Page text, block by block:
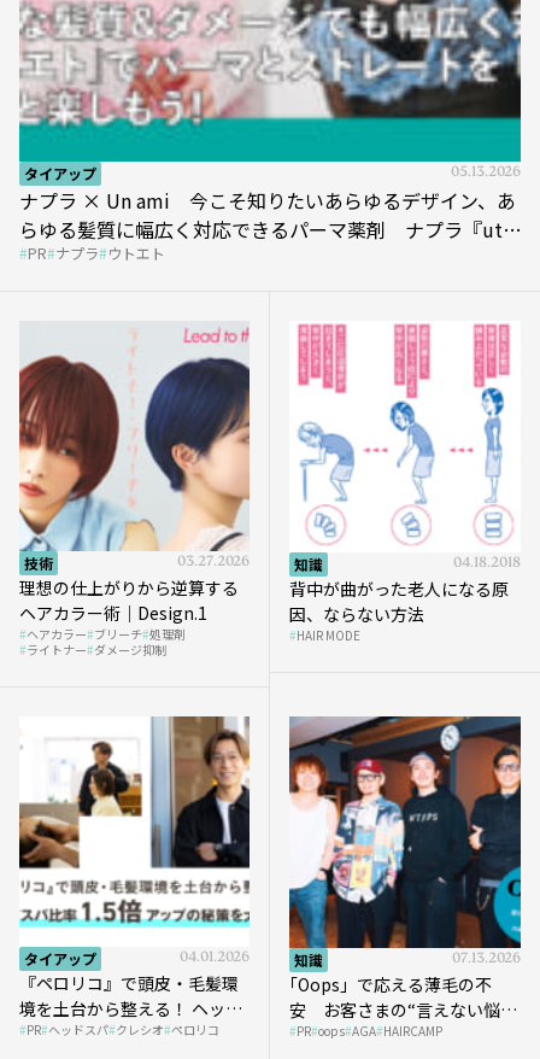
タイアップ 05.13.2026
ナプラ × Un ami 今こそ知りたいあらゆるデザイン、あ
らゆる髪質に幅広く対応できるパーマ薬剤 ナプラ『ut-
et』
PR ナプラ ウトエト
技術 03.27.2026
理想の仕上がりから逆算する
ヘアカラー術｜Design.1
ヘアカラー ブリーチ 処理剤
ライトナー ダメージ抑制
知識 04.18.2018
背中が曲がった老人になる原
因、ならない方法
HAIR MODE
タイアップ 04.01.2026
『ペロリコ』で頭皮・毛髪環
境を土台から整える！ ヘッド
スパ比率1.5倍アップの秘策を
PR ヘッドスパ クレシオ ペロリコ
知識 07.13.2026
｢Oops」で応える薄毛の不
安 お客さまの“言えない悩
み”にどう向き合う？ ＃01
PR oops AGA HAIRCAMP